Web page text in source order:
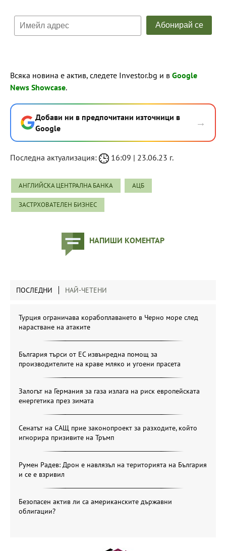
Всяка новина е актив, следете Investor.bg и в Google
News Showcase.
Добави ни в предпочитани източници в
Google
→
Последна актуализация: 16:09 | 23.06.23 г.
АНГЛИЙСКА ЦЕНТРАЛНА БАНКА АЦБ
ЗАСТРХОВАТЕЛЕН БИЗНЕС
НАПИШИ КОМЕНТАР
ПОСЛЕДНИ НАЙ-ЧЕТЕНИ
Турция ограничава корабоплаването в Черно море след
нарастване на атаките
България търси от ЕС извънредна помощ за
производителите на краве мляко и угоени прасета
Залогът на Германия за газа излага на риск европейската
енергетика през зимата
Сенатът на САЩ прие законопроект за разходите, който
игнорира призивите на Тръмп
Румен Радев: Дрон е навлязъл на територията на България
и се е взривил
Безопасен актив ли са американските държавни
облигации?